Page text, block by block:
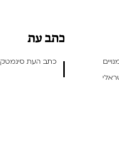
כתב עת
כתב העת סינמטק